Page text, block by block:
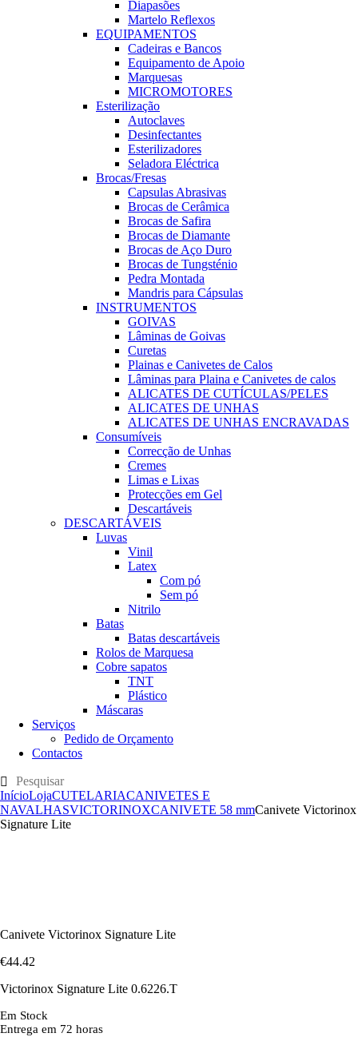
Diapasões
Martelo Reflexos
EQUIPAMENTOS
Cadeiras e Bancos
Equipamento de Apoio
Marquesas
MICROMOTORES
Esterilização
Autoclaves
Desinfectantes
Esterilizadores
Seladora Eléctrica
Brocas/Fresas
Capsulas Abrasivas
Brocas de Cerâmica
Brocas de Safira
Brocas de Diamante
Brocas de Aço Duro
Brocas de Tungsténio
Pedra Montada
Mandris para Cápsulas
INSTRUMENTOS
GOIVAS
Lâminas de Goivas
Curetas
Plainas e Canivetes de Calos
Lâminas para Plaina e Canivetes de calos
ALICATES DE CUTÍCULAS/PELES
ALICATES DE UNHAS
ALICATES DE UNHAS ENCRAVADAS
Consumíveis
Correcção de Unhas
Cremes
Limas e Lixas
Protecções em Gel
Descartáveis
DESCARTÁVEIS
Luvas
Vinil
Latex
Com pó
Sem pó
Nitrilo
Batas
Batas descartáveis
Rolos de Marquesa
Cobre sapatos
TNT
Plástico
Máscaras
Serviços
Pedido de Orçamento
Contactos
InícioLojaCUTELARIACANIVETES E
NAVALHASVICTORINOXCANIVETE 58 mmCanivete Victorinox
Signature Lite
Canivete Victorinox Signature Lite
€44.42
Victorinox Signature Lite 0.6226.T
Em Stock
Entrega em 72 horas